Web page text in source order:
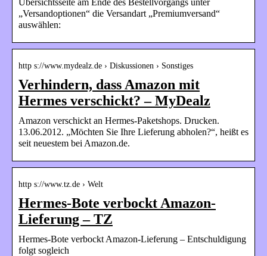
„Versandoptionen“ die Versandart „Premiumversand“
auswählen:
http s://www.mydealz.de › Diskussionen › Sonstiges
Verhindern, dass Amazon mit
Hermes verschickt? – MyDealz
Amazon verschickt an Hermes-Paketshops. Drucken.
13.06.2012. „Möchten Sie Ihre Lieferung abholen?“, heißt es
seit neuestem bei Amazon.de.
http s://www.tz.de › Welt
Hermes-Bote verbockt Amazon-
Lieferung – TZ
Hermes-Bote verbockt Amazon-Lieferung – Entschuldigung
folgt sogleich